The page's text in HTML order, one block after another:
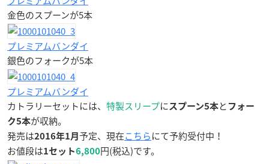
金色のスプーンが5本
プレミアムバンダイ
銀色のフォークが5本
プレミアムバンダイ
カトラリーセットには、 特製スリープに スプーン5本と フォー
ク5本が収納。
発売は2016年1月 予定、現在こちらにて予約受付中！
お値段は1セット6,800円(税込)です。